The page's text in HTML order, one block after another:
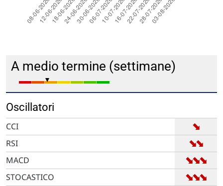
A medio termine (settimane)
Oscillatori
CCI ➡
RSI ➡
➡
MACD ➡
➡
➡
STOCASTICO ➡
➡
➡